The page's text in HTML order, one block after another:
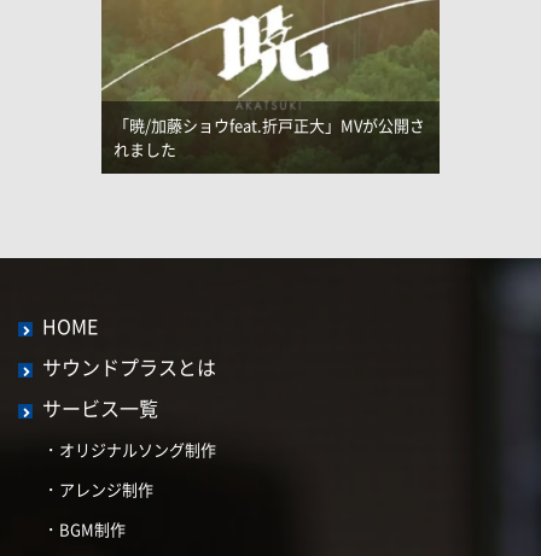
「暁/加藤ショウfeat.折戸正大」MVが公開さ
れました
HOME
サウンドプラスとは
サービス一覧
オリジナルソング制作
アレンジ制作
BGM制作